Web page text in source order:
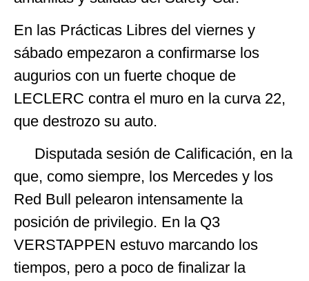
En las Prácticas Libres del viernes y
sábado empezaron a confirmarse los
augurios con un fuerte choque de
LECLERC contra el muro en la curva 22,
que destrozo su auto.
Disputada sesión de Calificación, en la
que, como siempre, los Mercedes y los
Red Bull pelearon intensamente la
posición de privilegio. En la Q3
VERSTAPPEN estuvo marcando los
tiempos, pero a poco de finalizar la